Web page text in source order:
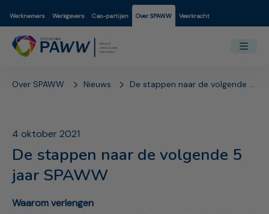
Werknemers Werkgevers Cao-partijen Over SPAWW Veerkracht
Over SPAWW Nieuws De stappen naar de volgende 5 jaar SPAWW
4 oktober 2021
De stappen naar de volgende 5
jaar SPAWW
Waarom verlengen